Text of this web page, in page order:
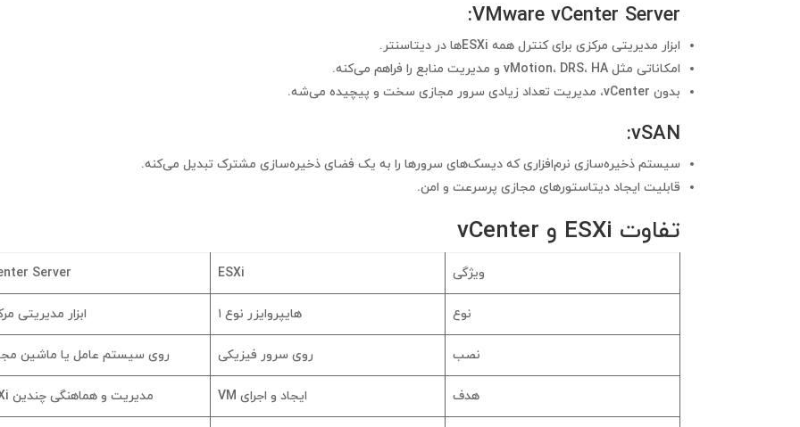
VMware vCenter Server
:
ابزار مدیریتی مرکزی برای کنترل همه ESXiها در دیتاسنتر.
امکاناتی مثل vMotion، DRS، HA و مدیریت منابع را فراهم می‌کنه.
بدون vCenter، مدیریت تعداد زیادی سرور مجازی سخت و پیچیده می‌شه.
vSAN
:
سیستم ذخیره‌سازی نرم‌افزاری که دیسک‌های سرورها را به یک فضای ذخیره‌سازی مشترک تبدیل می‌کنه.
قابلیت ایجاد دیتاستورهای مجازی پرسرعت و امن.
تفاوت ESXi و vCenter
ویژگی ESXi
Server
نوع هایپروایزر نوع ۱ ابزار مدیریتی
نصب روی سرور فیزیکی روی سیستم عامل یا ماشین
هدف ایجاد و اجرای VM مدیریت و هماهنگی چندین ESXi